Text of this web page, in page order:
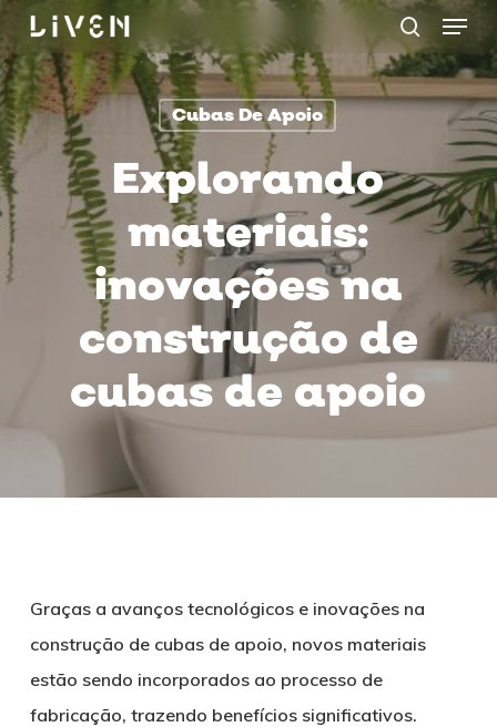
Skip
to
main
content
procurar
Menu
Cubas De Apoio
Explorando
materiais:
inovações na
construção de
cubas de apoio
Graças a avanços tecnológicos e inovações na
construção de cubas de apoio, novos materiais
estão sendo incorporados ao processo de
fabricação, trazendo benefícios significativos.